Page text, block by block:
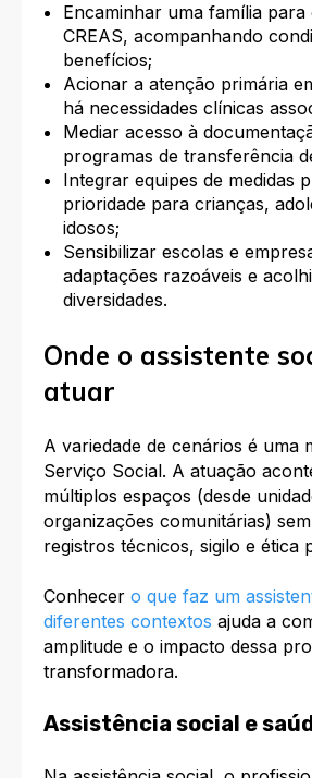
Encaminhar uma família para
CREAS, acompanhando
benefícios;
Acionar a atenção primária
há necessidades clínicas
Mediar acesso à
programas de transferência
Integrar equipes de medidas
prioridade para crianças,
idosos;
Sensibilizar escolas e
adaptações razoáveis e
diversidades.
Onde o assistente
atuar
A variedade de cenários é uma
Serviço Social. A atuação
múltiplos espaços (desde
organizações comunitárias)
registros técnicos, sigilo e ética
Conhecer o que faz um
diferentes contextos ajuda a
amplitude e o impacto dessa
transformadora.
Assistência social e